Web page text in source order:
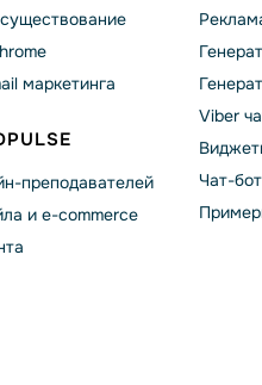
маркетинга
преподавателей
и e-commerce
Viber
Чат-